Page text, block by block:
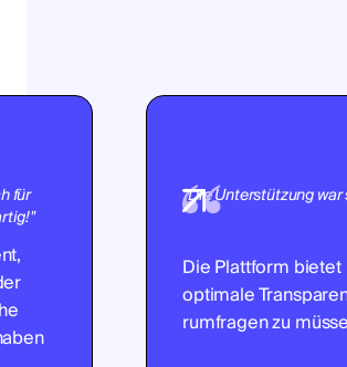
für
"Die Unterstützung war
Die Plattform bietet
optimale
rumfragen zu